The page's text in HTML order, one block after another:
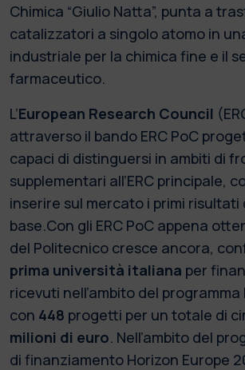
Chimica “Giulio Natta”, punta a
catalizzatori a singolo atomo in
industriale per la chimica fine e il
farmaceutico.
L’European Research Council
attraverso il bando ERC PoC
capaci di distinguersi in ambiti di
supplementari all’ERC principale,
inserire sul mercato i primi risultati
base.Con gli ERC PoC appena
del Politecnico cresce ancora,
prima università italiana per
ricevuti nell’ambito del programma
con 448 progetti per un totale di
milioni di euro. Nell’ambito del
di finanziamento Horizon Europe